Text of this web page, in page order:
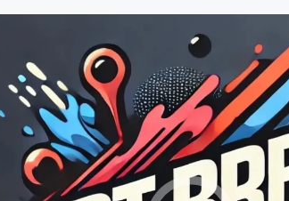
音楽
テクノロジー・ガジェット ゲーム・
映像・映画 書籍・雑
ビジネス・起業 チャレン